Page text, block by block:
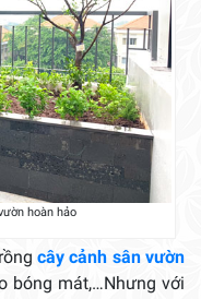
hoàn hảo
cây cảnh sân vườn
bóng mát,…Nhưng với